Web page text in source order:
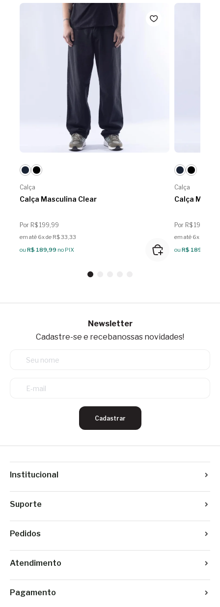
Calça
Calça Masculina Clear
Por R$ 199,99
em até 6x de R$ 33,33
ou R$ 189,99 no PIX
Calça
Calça
Por R$ 199,99
em até 6x de R$
ou R$ 189,99
Newsletter
Cadastre-se e recebanossas novidades!
Cadastrar
Institucional
Suporte
Pedidos
Atendimento
Pagamento